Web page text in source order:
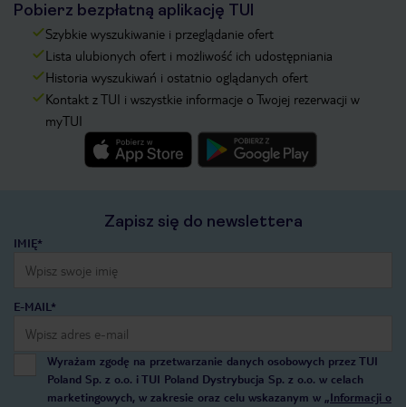
Pobierz bezpłatną aplikację TUI
Szybkie wyszukiwanie i przeglądanie ofert
Lista ulubionych ofert i możliwość ich udostępniania
Historia wyszukiwań i ostatnio oglądanych ofert
Kontakt z TUI i wszystkie informacje o Twojej rezerwacji w
myTUI
Zapisz się do newslettera
IMIĘ*
E-MAIL*
Wyrażam zgodę na przetwarzanie danych osobowych przez TUI
Poland Sp. z o.o. i TUI Poland Dystrybucja Sp. z o.o. w celach
marketingowych, w zakresie oraz celu wskazanym w „Informacji o